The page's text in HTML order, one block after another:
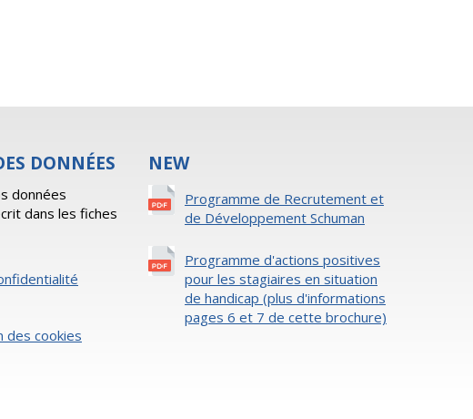
DONNÉES
données
dans les fiches
des cookies
NEW
Programme de Recrutement et
de Développement Schuman
Programme d'actions positives
pour les stagiaires en situation
de handicap (plus d'informations
pages 6 et 7 de cette brochure)